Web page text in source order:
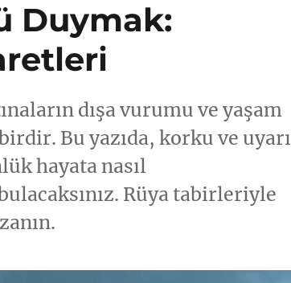
Duymak:
dışa vurumu ve yaşam
Bu yazıda, korku ve uyarı
hayata nasıl
Rüya tabirleriyle